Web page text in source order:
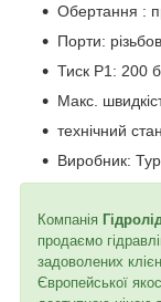
Обертання :
Порти:
Тиск P1: 200
Макс.
технічний
Виробник:
Компанія
продаємо
задоволених
Європейської